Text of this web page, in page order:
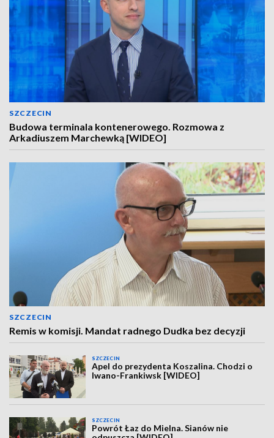
SZCZECIN
Budowa terminala kontenerowego. Rozmowa z
Arkadiuszem Marchewką [WIDEO]
SZCZECIN
Remis w komisji. Mandat radnego Dudka bez decyzji
SZCZECIN
Apel do prezydenta Koszalina. Chodzi o
Iwano-Frankiwsk [WIDEO]
SZCZECIN
Powrót Łaz do Mielna. Sianów nie